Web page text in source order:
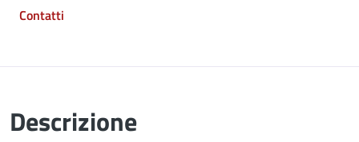
Contatti
Descrizione